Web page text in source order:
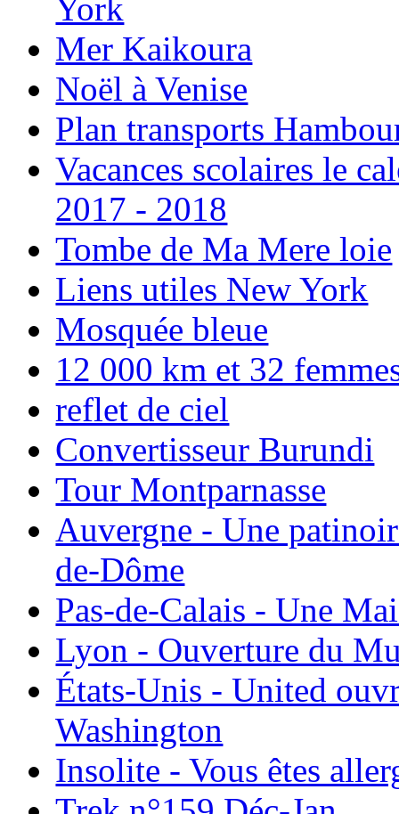
York
Mer Kaikoura
Noël à Venise
Plan transports
Vacances scolaires le
2017 - 2018
Tombe de Ma Mere loie
Liens utiles New York
Mosquée bleue
12 000 km et 32
reflet de ciel
Convertisseur Burundi
Tour Montparnasse
Auvergne - Une
de-Dôme
Pas-de-Calais - Une
Lyon - Ouverture du
États-Unis - United
Washington
Insolite - Vous êtes